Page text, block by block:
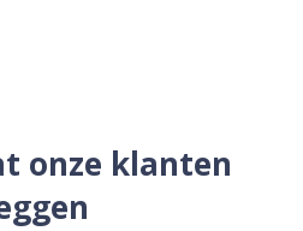
onze klanten